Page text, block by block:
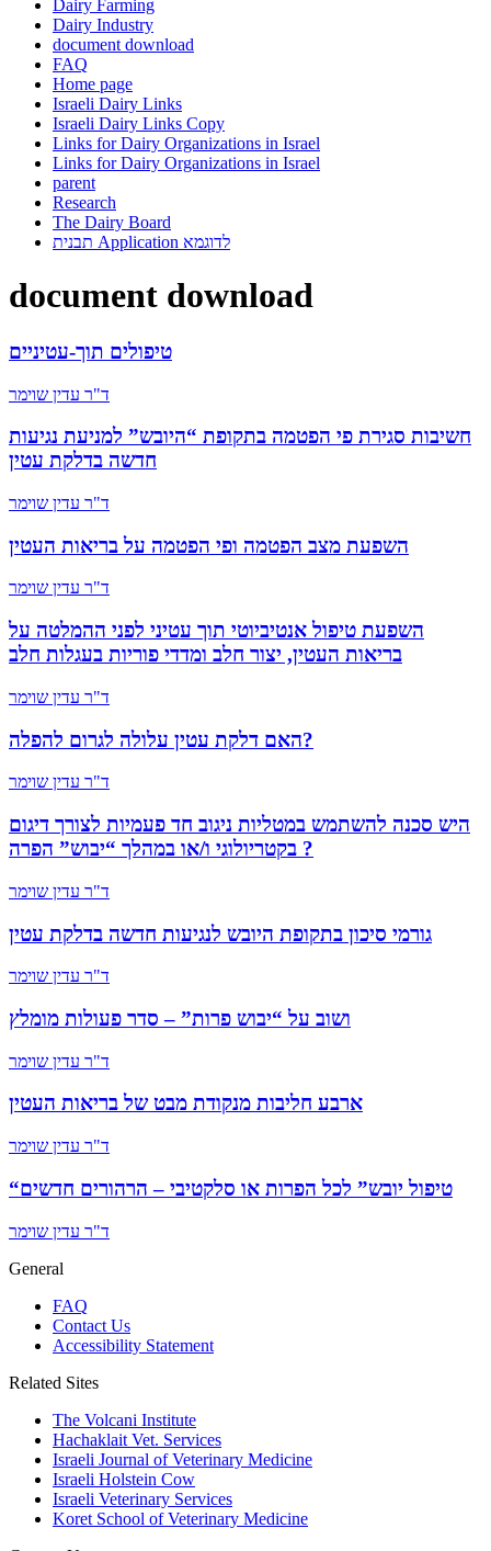
Dairy Farming
Dairy Industry
document download
FAQ
Home page
Israeli Dairy Links
Israeli Dairy Links Copy
Links for Dairy Organizations in Israel
Links for Dairy Organizations in Israel
parent
Research
The Dairy Board
תבנית Application לדוגמא
document download
טיפולים תוך-עטיניים
ד"ר עדין שוימר
חשיבות סגירת פי הפטמה בתקופת “היובש” למניעת נגיעות
חדשה בדלקת עטין
ד"ר עדין שוימר
השפעת מצב הפטמה ופי הפטמה על בריאות העטין
ד"ר עדין שוימר
השפעת טיפול אנטיביוטי תוך עטיני לפני ההמלטה על
בריאות העטין, יצור חלב ומדדי פוריות בעגלות חלב
ד"ר עדין שוימר
האם דלקת עטין עלולה לגרום להפלה?
ד"ר עדין שוימר
היש סכנה להשתמש במטליות ניגוב חד פעמיות לצורך דיגום
בקטריולוגי ו/או במהלך “יבוש” הפרה ?
ד"ר עדין שוימר
גורמי סיכון בתקופת היובש לנגיעות חדשה בדלקת עטין
ד"ר עדין שוימר
ושוב על “יבוש פרות” – סדר פעולות מומלץ
ד"ר עדין שוימר
ארבע חליבות מנקודת מבט של בריאות העטין
ד"ר עדין שוימר
“טיפול יובש” לכל הפרות או סלקטיבי – הרהורים חדשים
ד"ר עדין שוימר
General
FAQ
Contact Us
Accessibility Statement
Related Sites
The Volcani Institute
Hachaklait Vet. Services
Israeli Journal of Veterinary Medicine
Israeli Holstein Cow
Israeli Veterinary Services
Koret School of Veterinary Medicine